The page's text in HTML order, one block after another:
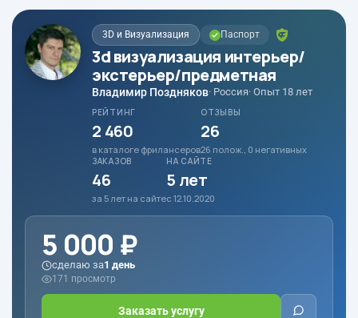
3D и Визуализация Паспорт
3d визуализация интерьер/
экстерьер/предметная
Владимир Поздняков· Россия· Опыт 18 лет
РЕЙТИНГ
2 460
в каталоге фрилансеров
ОТЗЫВЫ
26
26 полож., 0 негативных
ЗАКАЗОВ
46
за 5 лет на сайте
НА САЙТЕ
5 лет
с 12.10.2020
5 000 ₽
сделаю за1 день
171 просмотр
Заказать услугу